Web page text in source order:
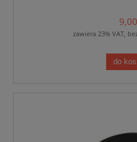
zawiera 23% VAT,
do